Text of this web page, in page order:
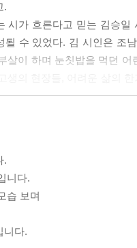
살아가고 있었어
에 갔어」 중에서
데
걸어갔다가
까
.
시가 흐른다고 믿는 김승
될 수 있었다. 김 시인은 조
살이 하며 눈칫밥을 먹던
걸어 나오게끔’ 하는 일이라
뻐져』가 나온 지금, 김 시
음속에 모아 두고 있을
목이다.
부는 아니랍니다.
.
니다.
습 보며
니다.